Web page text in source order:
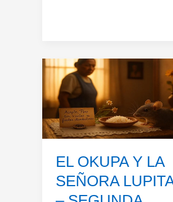
EL OKUPA Y LA
SEÑORA